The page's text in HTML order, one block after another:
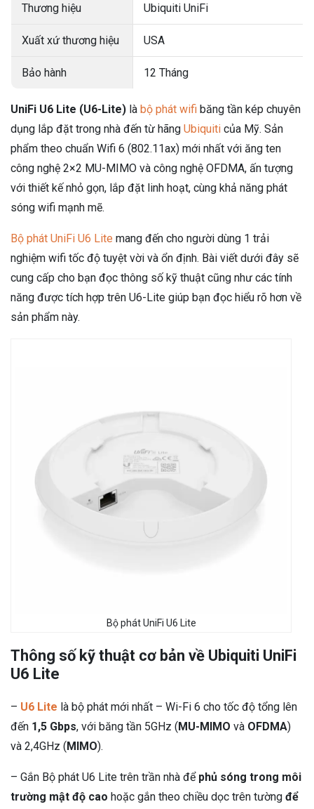
Thương hiệu Ubiquiti UniFi
Xuất xứ thương hiệu USA
Bảo hành 12 Tháng
UniFi U6 Lite (U6-Lite) là bộ phát wifi băng tần kép chuyên
dụng lắp đặt trong nhà đến từ hãng Ubiquiti của Mỹ. Sản
phẩm theo chuẩn Wifi 6 (802.11ax) mới nhất với ăng ten
công nghệ 2×2 MU-MIMO và công nghệ OFDMA, ấn tượng
với thiết kế nhỏ gọn, lắp đặt linh hoạt, cùng khả năng phát
sóng wifi mạnh mẽ.
Bộ phát UniFi U6 Lite mang đến cho người dùng 1 trải
nghiệm wifi tốc độ tuyệt vời và ổn định. Bài viết dưới đây sẽ
cung cấp cho bạn đọc thông số kỹ thuật cũng như các tính
năng được tích hợp trên U6-Lite giúp bạn đọc hiểu rõ hơn về
sản phẩm này.
Bộ phát UniFi U6 Lite
Thông số kỹ thuật cơ bản về Ubiquiti UniFi
U6 Lite
– U6 Lite là bộ phát mới nhất – Wi-Fi 6 cho tốc độ tổng lên
đến 1,5 Gbps, với băng tần 5GHz (MU-MIMO và OFDMA)
và 2,4GHz (MIMO).
– Gắn Bộ phát U6 Lite trên trần nhà để phủ sóng trong môi
trường mật độ cao hoặc gắn theo chiều dọc trên tường để